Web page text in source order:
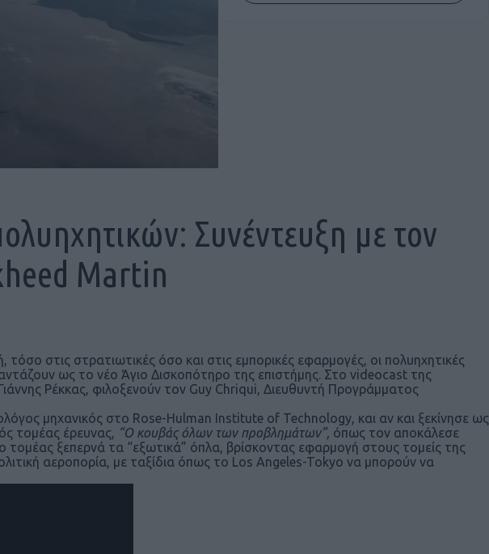
Συνέντευξη με τον
Martin
στις στρατιωτικές όσο και στις εμπορικές εφαρμογές, οι πολυηχητικές
ως το νέο Άγιο Δισκοπότηρο της επιστήμης. Στο videocast της
Ρέκκας, φιλοξενούν τον Guy Chriqui, Διευθυντή Προγράμματος
μηχανικός στο Rose-Hulman Institute of Technology, και αν και ξεκίνησε ως
τομέας έρευνας, “Ο κουβάς όλων των προβλημάτων”, όπως τον αποκάλεσε
ξεπερνά τα “εξωτικά” όπλα, βρίσκοντας εφαρμογή στους τομείς της
αεροπορία, με ταξίδια όπως το Los Angeles-Tokyo να μπορούν να